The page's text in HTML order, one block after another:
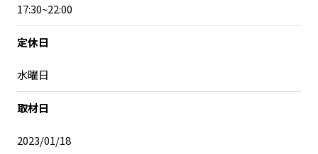
記事ライター アンバサダー
お問い合わせ
17:30~22:00
定休日
水曜日
取材日
2023/01/18